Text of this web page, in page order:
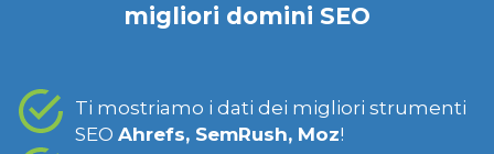
migliori domini SEO
Ti mostriamo i dati dei migliori strumenti
SEO Ahrefs, SemRush, Moz!